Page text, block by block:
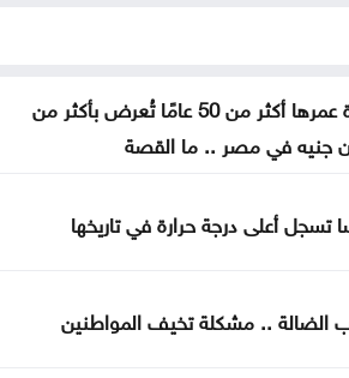
آبل .. هل تتأثر أجهزة آيفون وماك؟
القابلة للطي مملة؟
.. لماذا يرهقك اختلاف التوقيت
سيارة عمرها أكثر من 50 عامًا تُعرض بأكثر من
جنيه في مصر .. ما القصة
تسجل أعلى درجة حرارة في تاريخها
الضالة .. مشكلة تخيف المواطنين